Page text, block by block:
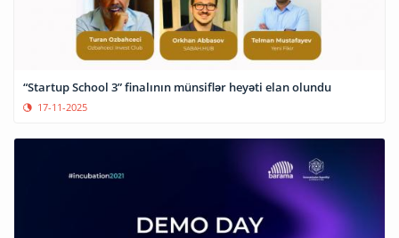
“Startup School 3” finalının münsiflər heyəti elan olundu
17-11-2025